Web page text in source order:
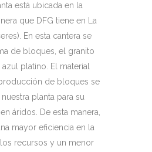
está ubicada en la
que DFG tiene en La
En esta cantera se
de bloques, el granito
platino. El material
de bloques se
planta para su
áridos. De esta manera,
mayor eficiencia en la
recursos y un menor